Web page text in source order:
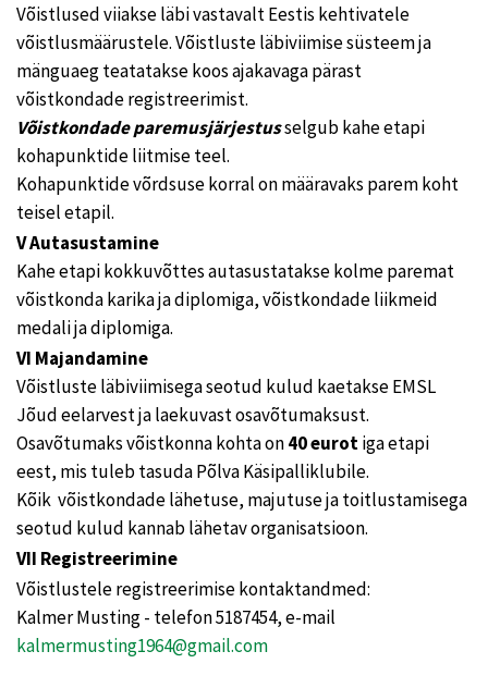
Võistlused viiakse läbi vastavalt Eestis kehtivatele
võistlusmäärustele. Võistluste läbiviimise süsteem ja
mänguaeg teatatakse koos ajakavaga pärast
võistkondade registreerimist.
Võistkondade paremusjärjestusselgub kahe etapi
kohapunktide liitmise teel.
Kohapunktide võrdsuse korral on määravaks parem koht
teisel etapil.
V Autasustamine
Kahe etapi kokkuvõttes autasustatakse kolme paremat
võistkonda karika ja diplomiga, võistkondade liikmeid
medali ja diplomiga.
VI Majandamine
Võistluste läbiviimisega seotud kulud kaetakse EMSL
Jõud eelarvest ja laekuvast osavõtumaksust.
Osavõtumaks võistkonna kohta on40 eurotiga etapi
eest, mis tuleb tasuda Põlva Käsipalliklubile.
Kõik võistkondade lähetuse, majutuse ja toitlustamisega
seotud kulud kannab lähetav organisatsioon.
VII Registreerimine
Võistlustele registreerimise kontaktandmed:
Kalmer Musting - telefon 5187454, e-mail
kalmermusting1964@gmail.com